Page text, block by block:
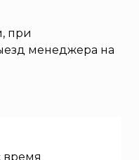
при
менеджера на
время